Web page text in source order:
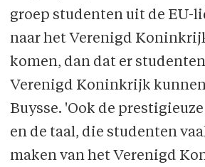
groep studenten uit de EU-
naar het Verenigd
komen, dan dat er
Verenigd Koninkrijk
Buysse. 'Ook de
en de taal, die studenten
maken van het Verenigd